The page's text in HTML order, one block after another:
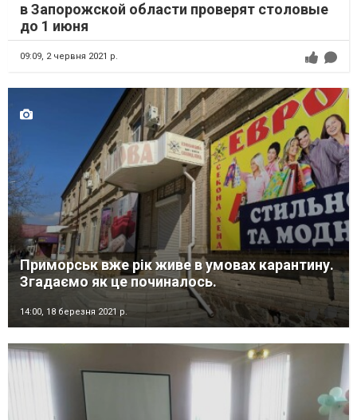
в Запорожской области проверят столовые
до 1 июня
09:09, 2 червня 2021 р.
Приморськ вже рік живе в умовах карантину.
Згадаємо як це починалось.
14:00, 18 березня 2021 р.